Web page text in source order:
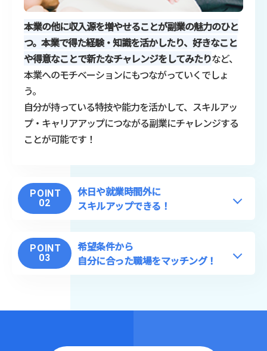
本業の他に収入源を増やせることが副業の魅力のひと
つ。本業で得た経験・知識を活かしたり、好きなこと
や得意なことで新たなチャレンジをしてみたりなど、
本業へのモチベーションにもつながっていくでしょ
う。
自分が持っている特技や能力を活かして、スキルアッ
プ・キャリアアップにつながる副業にチャレンジする
ことが可能です！
POINT
02
休日や就業時間外に
スキルアップできる！
POINT
03
希望条件から
自分に合った職場をマッチング！